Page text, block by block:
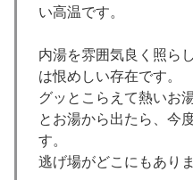
い高温です。
内湯を雰囲気良く照ら
は恨めしい存在です。
グッとこらえて熱いお
とお湯から出たら、今
す。
逃げ場がどこにもありま